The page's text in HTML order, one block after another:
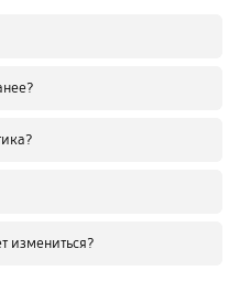
измениться?